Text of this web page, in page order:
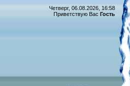
Четверг, 06.08.2026, 16:58
Приветствую Вас Гость